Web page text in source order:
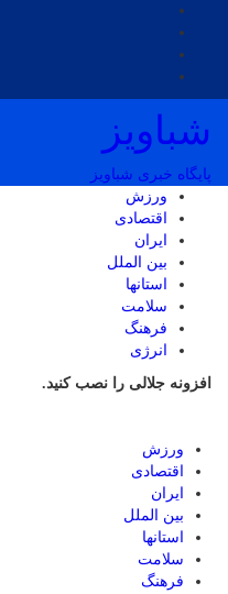
شباویز
پایگاه خبری شباویز
ورزش
اقتصادی
ایران
بین الملل
استانها
سلامت
فرهنگ
انرژی
افزونه جلالی را نصب کنید.
ورزش
اقتصادی
ایران
بین الملل
استانها
سلامت
فرهنگ